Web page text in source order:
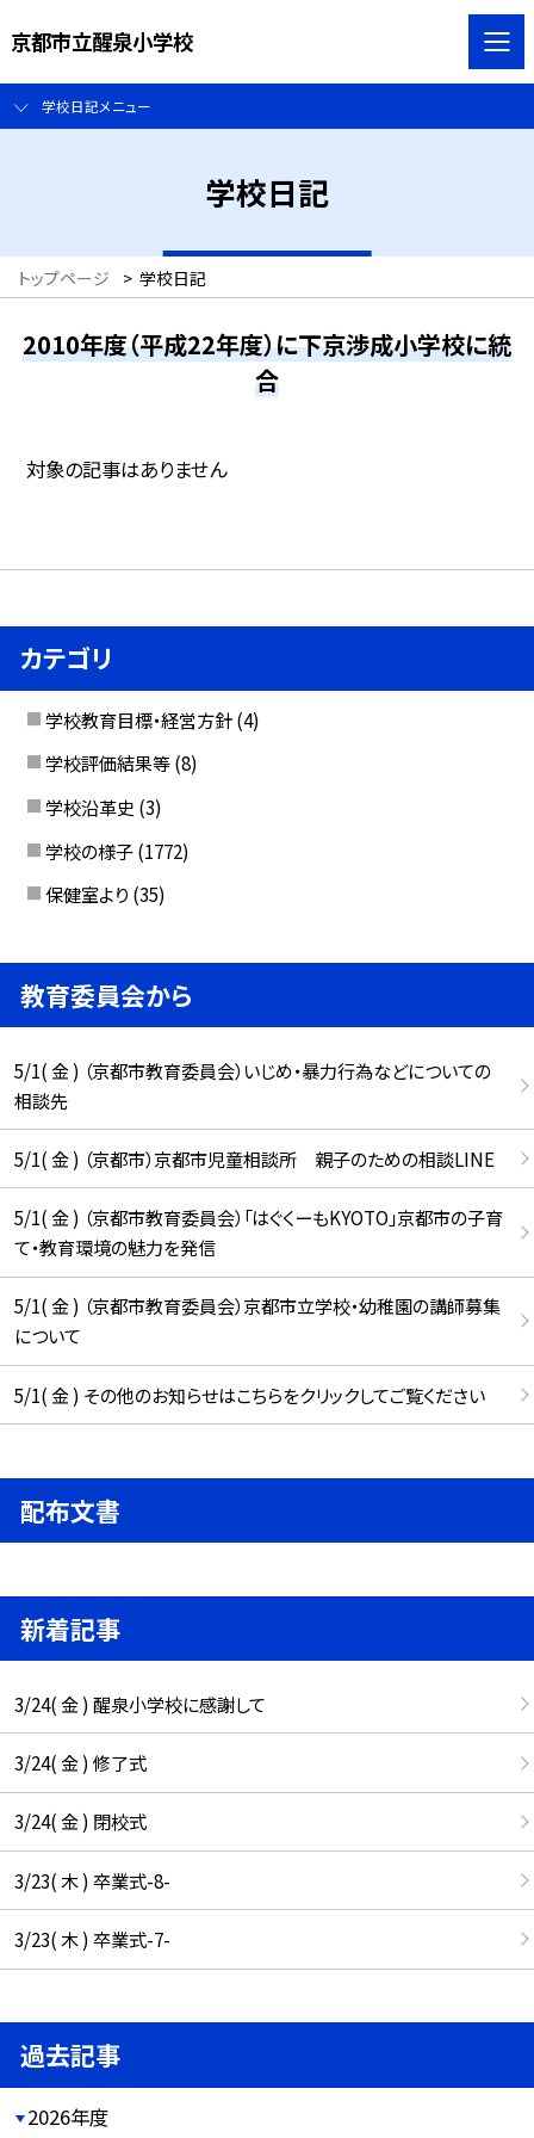
京都市立醒泉小学校
学校日記メニュー
学校日記
トップページ > 学校日記
2010年度（平成22年度）に下京渉成小学校に統
合
対象の記事はありません
カテゴリ
学校教育目標・経営方針 (4)
学校評価結果等 (8)
学校沿革史 (3)
学校の様子 (1772)
保健室より (35)
教育委員会から
5/1( 金 ) （京都市教育委員会）いじめ・暴力行為などについての
相談先
5/1( 金 ) （京都市）京都市児童相談所 親子のための相談LINE
5/1( 金 ) （京都市教育委員会）「はぐくーもKYOTO」京都市の子育
て・教育環境の魅力を発信
5/1( 金 ) （京都市教育委員会）京都市立学校・幼稚園の講師募集
について
5/1( 金 ) その他のお知らせはこちらをクリックしてご覧ください
配布文書
新着記事
3/24( 金 ) 醒泉小学校に感謝して
3/24( 金 ) 修了式
3/24( 金 ) 閉校式
3/23( 木 ) 卒業式-8-
3/23( 木 ) 卒業式-7-
過去記事
2026年度